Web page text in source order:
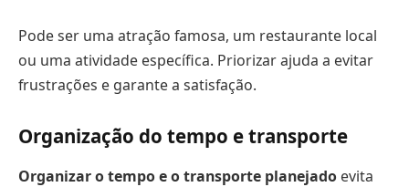
Pode ser uma atração famosa, um restaurante local
ou uma atividade específica. Priorizar ajuda a evitar
frustrações e garante a satisfação.
Organização do tempo e transporte
Organizar o tempo e o transporte planejado evita